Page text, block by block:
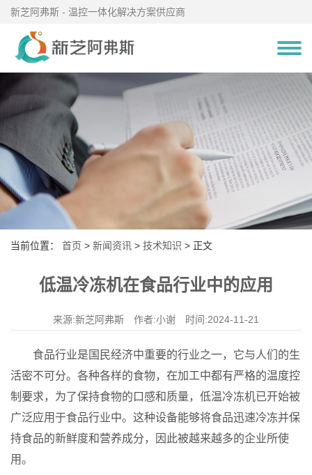
新芝阿弗斯 - 温控一体化解决方案供应商
当前位置： 首页 > 新闻资讯 > 技术知识 > 正文
低温冷冻机在食品行业中的应用
来源:新芝阿弗斯 作者:小谢 时间:2024-11-21
食品行业是国民经济中重要的行业之一，它与人们的生
活密不可分。各种各样的食物，在加工中都有严格的温度控
制要求，为了保持食物的口感和质量，低温冷冻机已开始被
广泛应用于食品行业中。这种设备能够将食品迅速冷冻并保
持食品的新鲜度和营养成分，因此被越来越多的企业所使
用。